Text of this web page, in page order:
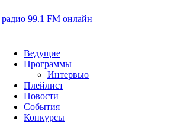
радио 99.1 FM онлайн
Ведущие
Программы
Интервью
Плейлист
Новости
События
Конкурсы